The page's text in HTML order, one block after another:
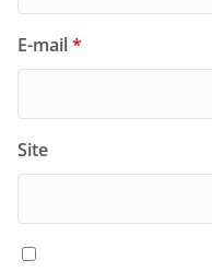
E-mail*
Site